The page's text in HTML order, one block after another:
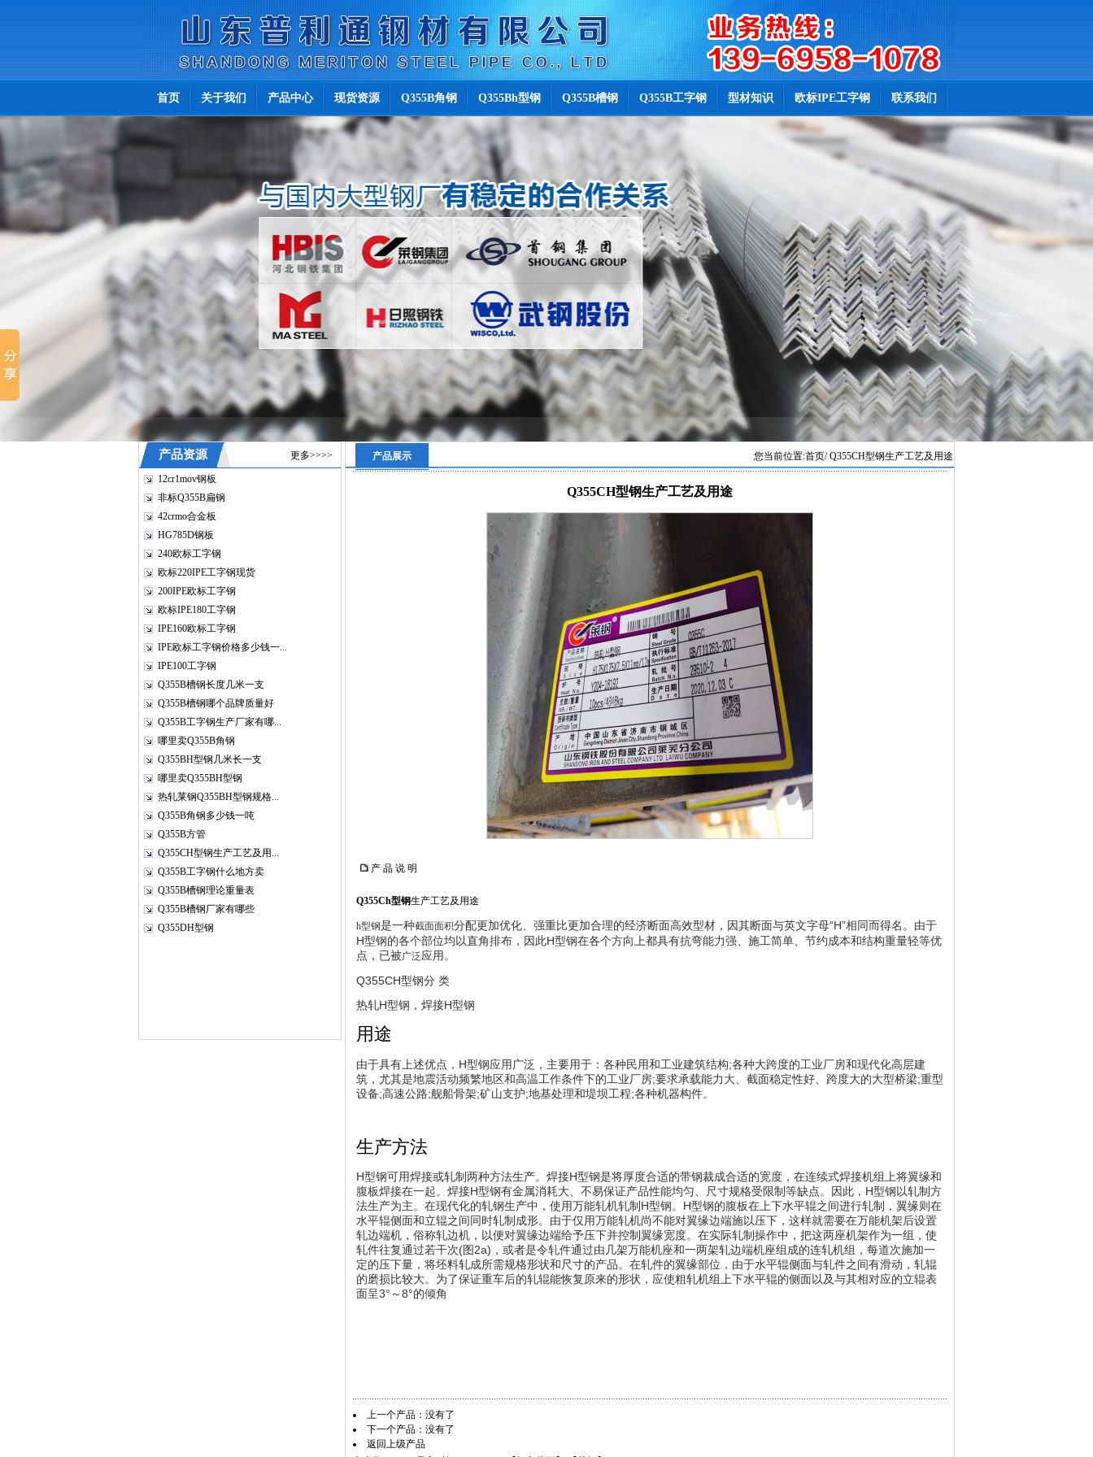
首页 关于我们 产品中心 现货资源 Q355B角钢 Q355Bh型钢 Q355B槽钢 Q355B工字钢 型材知识 欧标IPE工字钢 联系我们
产品资源 更多>>>>
12cr1mov钢板
非标Q355B扁钢
42crmo合金板
HG785D钢板
240欧标工字钢
欧标220IPE工字钢现货
200IPE欧标工字钢
欧标IPE180工字钢
IPE160欧标工字钢
IPE欧标工字钢价格多少钱一...
IPE100工字钢
Q355B槽钢长度几米一支
Q355B槽钢哪个品牌质量好
Q355B工字钢生产厂家有哪...
哪里卖Q355B角钢
Q355BH型钢几米长一支
哪里卖Q355BH型钢
热轧莱钢Q355BH型钢规格...
Q355B角钢多少钱一吨
Q355B方管
Q355CH型钢生产工艺及用...
Q355B工字钢什么地方卖
Q355B槽钢理论重量表
Q355B槽钢厂家有哪些
Q355DH型钢
产品展示 您当前位置:首页/ Q355CH型钢生产工艺及用途
Q355CH型钢生产工艺及用途
产 品 说 明
Q355Ch型钢生产工艺及用途
h型钢是一种截面面积分配更加优化、强重比更加合理的经济断面高效型材，因其断面与英文字母“H”相同而得名。由于
H型钢的各个部位均以直角排布，因此H型钢在各个方向上都具有抗弯能力强、施工简单、节约成本和结构重量轻等优
点，已被广泛 应用。
Q355CH型钢分 类
热轧H型钢，焊接H型钢
用途
由于具有上述优点，H型钢应用广泛，主要用于：各种民用和工业建筑结构;各种大跨度的工业厂房和现代化高层建
筑，尤其是地震活动频繁地区和高温工作条件下的工业厂房;要求承载能力大、截面稳定性好、跨度大的大型桥梁;重型
设备;高速公路;舰船骨架;矿山支护;地基处理和堤坝工程;各种机器构件。
生产方法
H型钢可用焊接或轧制两种方法生产。焊接H型钢是将厚度合适的带钢裁成合适的宽度，在连续式焊接机组上将翼缘和
腹板焊接在一起。焊接H型钢有金属消耗大、不易保证产品性能均匀、尺寸规格受限制等缺点。因此，H型钢以轧制方
法生产为主。在现代化的轧钢生产中，使用万能轧机轧制H型钢。H型钢的腹板在上下水平辊之间进行轧制，翼缘则在
水平辊侧面和立辊之间同时轧制成形。由于仅用万能轧机尚不能对翼缘边端施以压下，这样就需要在万能机架后设置
轧边端机，俗称轧边机，以便对翼缘边端给予压下并控制翼缘宽度。在实际轧制操作中，把这两座机架作为一组，使
轧件往复通过若干次(图2a)，或者是令轧件通过由几架万能机座和一两架轧边端机座组成的连轧机组，每道次施加一
定的压下量，将坯料轧成所需规格形状和尺寸的产品。在轧件的翼缘部位，由于水平辊侧面与轧件之间有滑动，轧辊
的磨损比较大。为了保证重车后的轧辊能恢复原来的形状，应使粗轧机组上下水平辊的侧面以及与其相对应的立辊表
面呈3°～8°的倾角
上一个产品：没有了
下一个产品：没有了
返回上级产品